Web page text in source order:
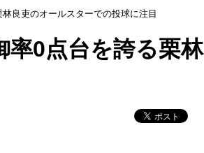
良吏のオールスターでの投球に注目
率0点台を誇る栗林